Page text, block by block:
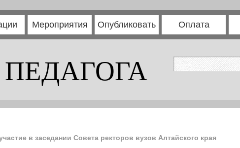
Мероприятия Опубликовать Оплата
в заседании Совета ректоров вузов Алтайского края